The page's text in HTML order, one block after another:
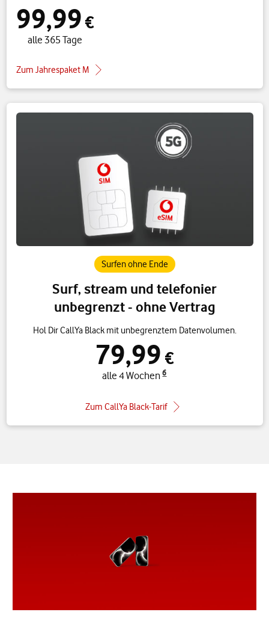
99,99 €
alle 365 Tage
Zum Jahrespaket M
Surf, stream und telefonier
unbegrenzt - ohne Vertrag
Surfen ohne Ende
Hol Dir CallYa Black mit unbegrenztem Datenvolumen.
79,99 €
alle 4 Wochen6
Zum CallYa Black-Tarif